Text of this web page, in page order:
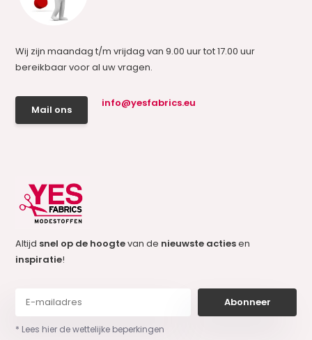
Wij zijn maandag t/m vrijdag van 9.00 uur tot 17.00 uur
bereikbaar voor al uw vragen.
Mail ons
info@yesfabrics.eu
Altijd snel op de hoogtevan de nieuwste actiesen
inspiratie!
Abonneer
* Lees hier de wettelijke beperkingen